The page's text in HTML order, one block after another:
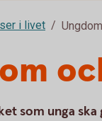
i livet
som unga